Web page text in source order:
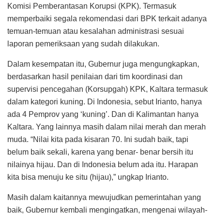
Komisi Pemberantasan Korupsi (KPK). Termasuk
memperbaiki segala rekomendasi dari BPK terkait adanya
temuan-temuan atau kesalahan administrasi sesuai
laporan pemeriksaan yang sudah dilakukan.
Dalam kesempatan itu, Gubernur juga mengungkapkan,
berdasarkan hasil penilaian dari tim koordinasi dan
supervisi pencegahan (Korsupgah) KPK, Kaltara termasuk
dalam kategori kuning. Di Indonesia, sebut Irianto, hanya
ada 4 Pemprov yang ‘kuning’. Dan di Kalimantan hanya
Kaltara. Yang lainnya masih dalam nilai merah dan merah
muda. “Nilai kita pada kisaran 70. Ini sudah baik, tapi
belum baik sekali, karena yang benar- benar bersih itu
nilainya hijau. Dan di Indonesia belum ada itu. Harapan
kita bisa menuju ke situ (hijau),” ungkap Irianto.
Masih dalam kaitannya mewujudkan pemerintahan yang
baik, Gubernur kembali mengingatkan, mengenai wilayah-